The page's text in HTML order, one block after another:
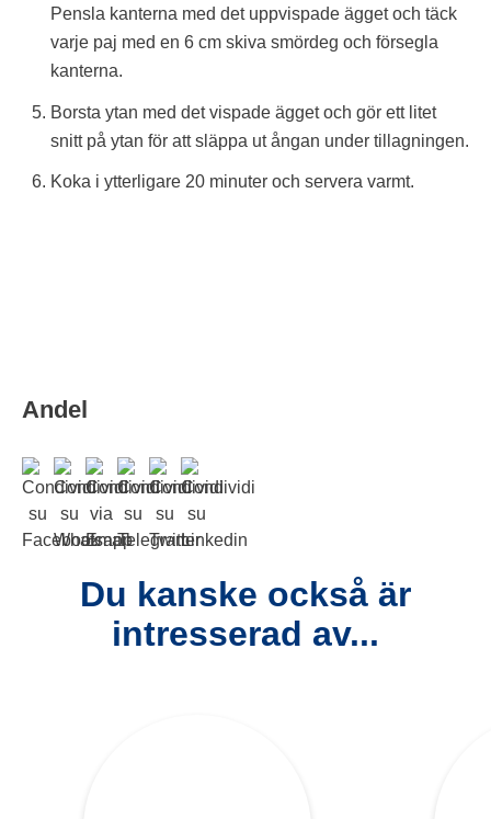
Pensla kanterna med det uppvispade ägget och täck
varje paj med en 6 cm skiva smördeg och försegla
kanterna.
Borsta ytan med det vispade ägget och gör ett litet
snitt på ytan för att släppa ut ångan under tillagningen.
Koka i ytterligare 20 minuter och servera varmt.
Andel
Du kanske också är
intresserad av...